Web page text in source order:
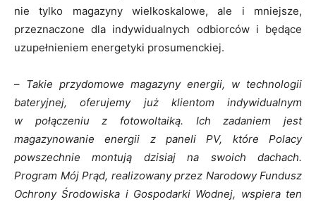
nie tylko magazyny wielkoskalowe, ale i mniejsze,
przeznaczone dla indywidualnych odbiorców i będące
uzupełnieniem energetyki prosumenckiej.
– Takie przydomowe magazyny energii, w technologii
bateryjnej, oferujemy już klientom indywidualnym
w połączeniu z fotowoltaiką. Ich zadaniem jest
magazynowanie energii z paneli PV, które Polacy
powszechnie montują dzisiaj na swoich dachach.
Program Mój Prąd, realizowany przez Narodowy Fundusz
Ochrony Środowiska i Gospodarki Wodnej, wspiera ten